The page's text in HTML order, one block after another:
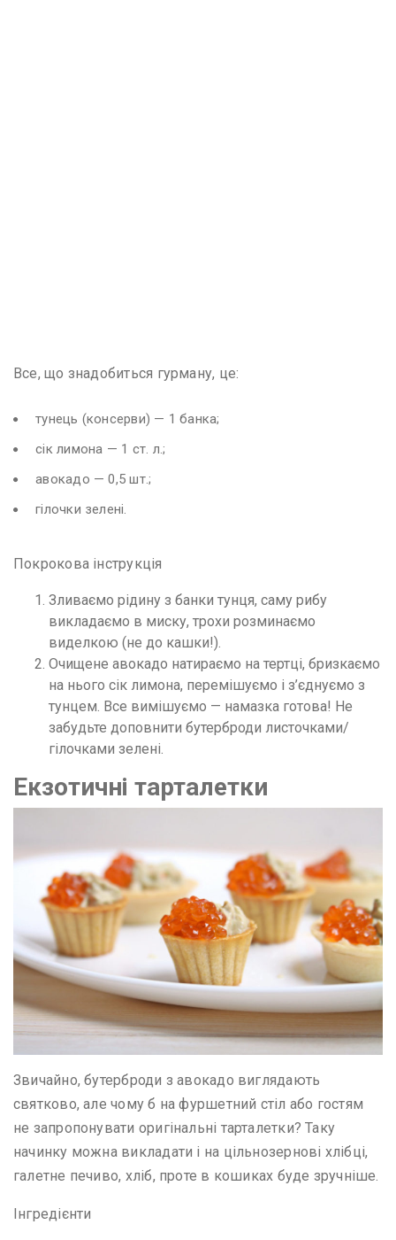
Все, що знадобиться гурману, це:
тунець (консерви) — 1 банка;
сік лимона — 1 ст. л.;
авокадо — 0,5 шт.;
гілочки зелені.
Покрокова інструкція
Зливаємо рідину з банки тунця, саму рибу
викладаємо в миску, трохи розминаємо
виделкою (не до кашки!).
Очищене авокадо натираємо на тертці, бризкаємо
на нього сік лимона, перемішуємо і з’єднуємо з
тунцем. Все вимішуємо — намазка готова! Не
забудьте доповнити бутерброди листочками/
гілочками зелені.
Екзотичні тарталетки
Звичайно, бутерброди з авокадо виглядають
святково, але чому б на фуршетний стіл або гостям
не запропонувати оригінальні тарталетки? Таку
начинку можна викладати і на цільнозернові хлібці,
галетне печиво, хліб, проте в кошиках буде зручніше.
Інгредієнти